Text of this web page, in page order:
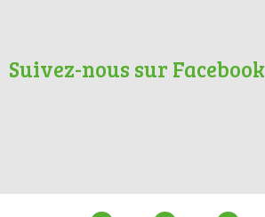
Suivez-nous sur Facebook